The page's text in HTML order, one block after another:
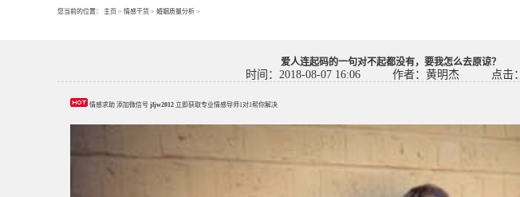
您当前的位置： 主页 > 情感干货 > 婚姻质量分析 >
爱人连起码的一句对不起都没有，要我怎么去原谅？
时间：2018-08-07 16:06 作者：黄明杰 点击：
情感求助 添加微信号 jljw2012 立即获取专业情感导师1对1帮你解决